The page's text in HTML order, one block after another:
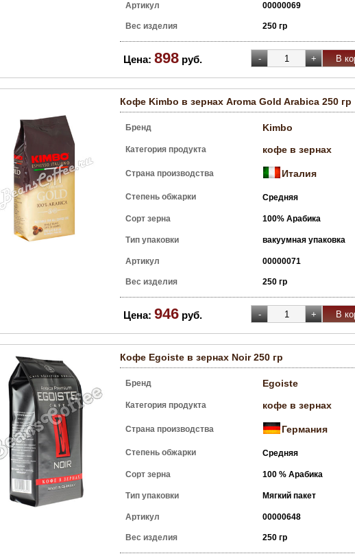
Артикул 00000069
Вес изделия 250 гр
Цена: 898 руб.
Кофе Kimbo в зернах Aroma Gold Arabica 250 гр
Бренд Kimbo
Категория продукта кофе в зернах
Страна производства Италия
Степень обжарки Средняя
Сорт зерна 100% Арабика
Тип упаковки вакуумная упаковка
Артикул 00000071
Вес изделия 250 гр
Цена: 946 руб.
Кофе Egoiste в зернах Noir 250 гр
Бренд Egoiste
Категория продукта кофе в зернах
Страна производства Германия
Степень обжарки Средняя
Сорт зерна 100 % Арабика
Тип упаковки Мягкий пакет
Артикул 00000648
Вес изделия 250 гр